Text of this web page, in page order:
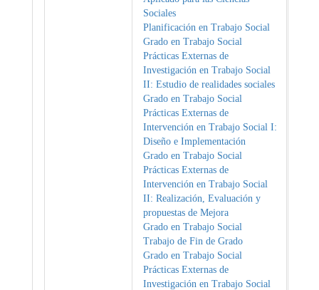
Sociales
Planificación en Trabajo Social
Grado en Trabajo Social
Prácticas Externas de
Investigación en Trabajo Social
II: Estudio de realidades sociales
Grado en Trabajo Social
Prácticas Externas de
Intervención en Trabajo Social I:
Diseño e Implementación
Grado en Trabajo Social
Prácticas Externas de
Intervención en Trabajo Social
II: Realización, Evaluación y
propuestas de Mejora
Grado en Trabajo Social
Trabajo de Fin de Grado
Grado en Trabajo Social
Prácticas Externas de
Investigación en Trabajo Social